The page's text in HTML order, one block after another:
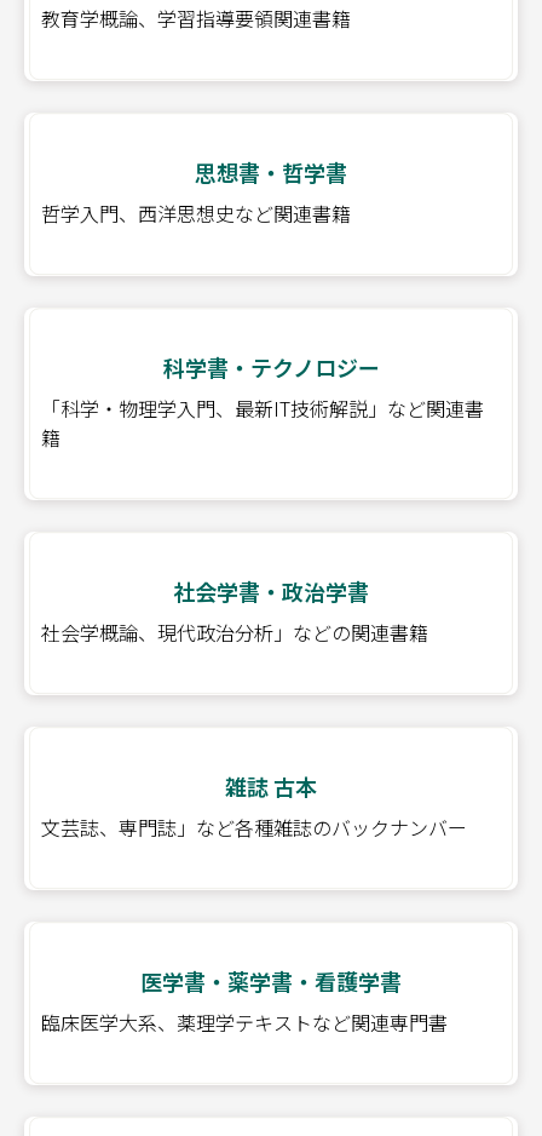
教育学概論、学習指導要領関連書籍
思想書・哲学書
哲学入門、西洋思想史など関連書籍
科学書・テクノロジー
「科学・物理学入門、最新IT技術解説」など関連書
籍
社会学書・政治学書
社会学概論、現代政治分析」などの関連書籍
雑誌 古本
文芸誌、専門誌」など各種雑誌のバックナンバー
医学書・薬学書・看護学書
臨床医学大系、薬理学テキストなど関連専門書